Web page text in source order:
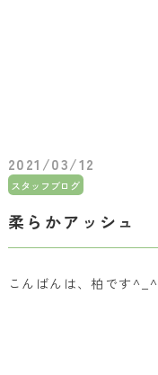
2021/03/12
スタッフブログ
柔らかアッシュ
こんばんは、柏です^_^